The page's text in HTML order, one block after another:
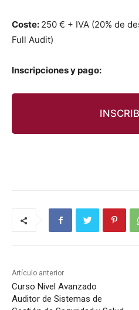
Coste: 250 € + IVA (20% de
Full Audit)
Inscrip­ciones y pago:
Artículo anterior
Curso Nivel Avanzado
Auditor de Sistemas de